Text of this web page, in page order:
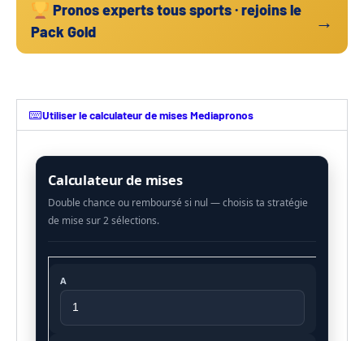
Pronos experts tous sports · rejoins le
Pack Gold
→
Utiliser le calculateur de mises Mediapronos
Calculateur de mises
A